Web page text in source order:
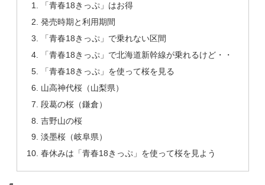
「青春18きっぷ」はお得
発売時期と利用期間
「青春18きっぷ」で乗れない区間
「青春18きっぷ」で北海道新幹線が乗れるけど・・
「青春18きっぷ」を使って桜を見る
山高神代桜（山梨県）
段葛の桜（鎌倉）
吉野山の桜
淡墨桜（岐阜県）
春休みは「青春18きっぷ」を使って桜を見よう